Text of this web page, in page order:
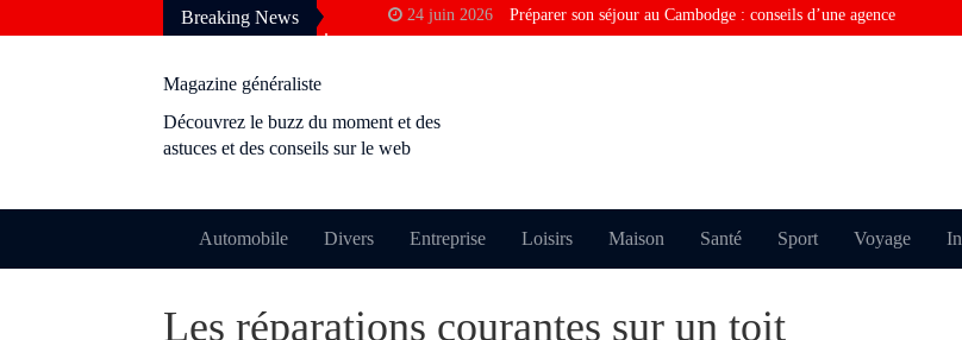
Breaking News 24 juin 2026
Préparer son séjour au Cambodge : conseils d’une agence
10 décembre 2025
Magazine généraliste
Découvrez le buzz du moment et des
astuces et des conseils sur le web
Automobile Divers Entreprise Loisirs Maison Santé Sport Voyage
Les réparations courantes sur un toit